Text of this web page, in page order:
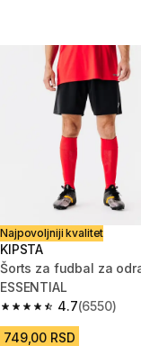
Najpovoljniji kvalitet
KIPSTA
Šorts za fudbal za
ESSENTIAL
4.7
4.7 od 5 zvezdica
(6550)
749,00 RSD